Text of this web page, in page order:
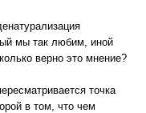
мы так любим, иной
верно это мнение?
точка
в том, что чем